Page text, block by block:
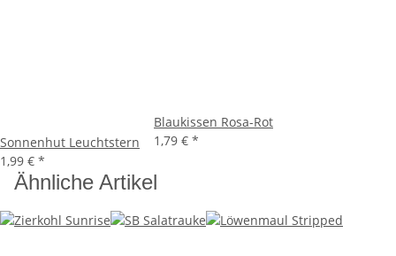
Sonnenhut Leuchtstern
1,99 € *
Blaukissen Rosa-Rot
1,79 € *
Ähnliche Artikel